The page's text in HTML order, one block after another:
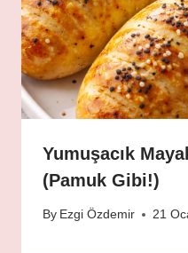
Yumuşacık
(Pamuk Gibi!)
By Ezgi Özdemir 21